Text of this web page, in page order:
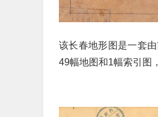
该长春地形图是一套
49幅地图和1幅索引图